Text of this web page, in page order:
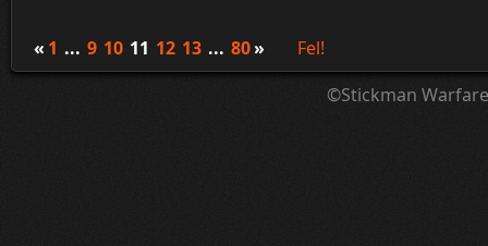
« 1 ... 9 10 11 12 13 ... 80»
Fel!
©Stickman Warfare